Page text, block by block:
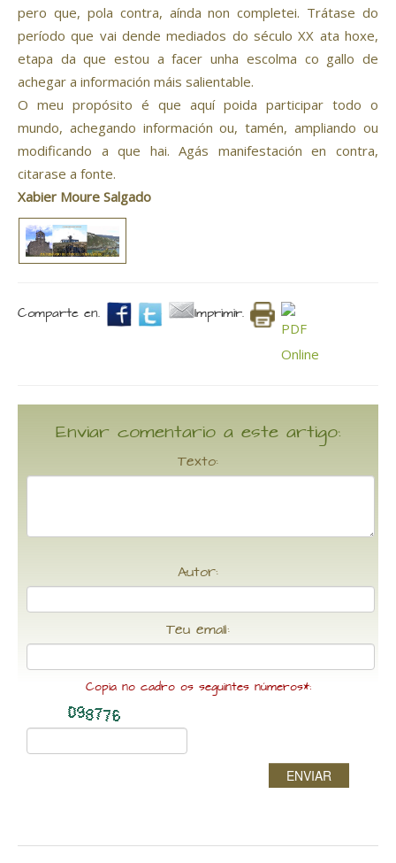
pero que, pola contra, aínda non completei. Trátase do
período que vai dende mediados do século XX ata hoxe,
etapa da que estou a facer unha escolma co gallo de
achegar a información máis salientable.
O meu propósito é que aquí poida participar todo o
mundo, achegando información ou, tamén, ampliando ou
modificando a que hai. Agás manifestación en contra,
citarase a fonte.
Xabier Moure Salgado
Comparte en. Imprimir.
Enviar comentario a este artigo:
Texto:
Autor:
Teu email:
Copia no cadro os seguintes números*:
ENVIAR